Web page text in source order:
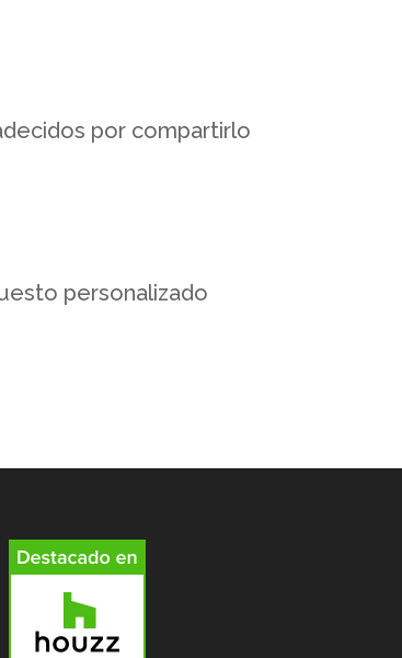
por compartirlo
personalizado